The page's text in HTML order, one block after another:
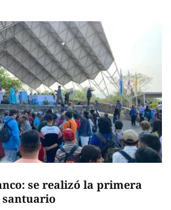
se realizó la primera